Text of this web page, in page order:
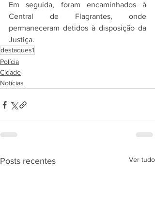
Em seguida, foram encaminhados à
Central de Flagrantes, onde
permaneceram detidos à disposição da
Justiça.
destaques1
Polícia
Cidade
Notícias
Posts recentes Ver tudo